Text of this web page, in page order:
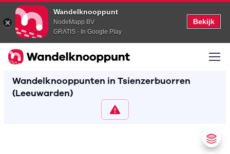
Wandelknooppunt
NodeMapp BV
GRATIS - In Google Play
Bekijk
Wandelknooppunten in Tsienzerbuorren
(Leeuwarden)